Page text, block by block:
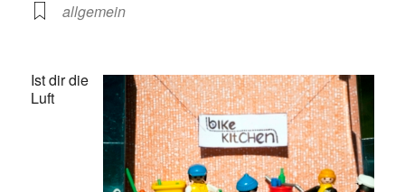
allgemein
Ist dir die
Luft